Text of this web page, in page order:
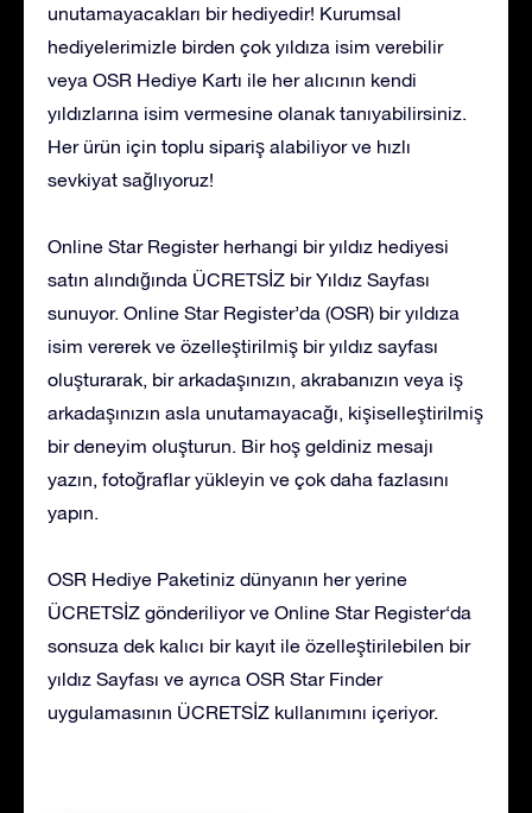
unutamayacakları bir hediyedir! Kurumsal
hediyelerimizle birden çok yıldıza isim verebilir
veya OSR Hediye Kartı ile her alıcının kendi
yıldızlarına isim vermesine olanak tanıyabilirsiniz.
Her ürün için toplu sipariş alabiliyor ve hızlı
sevkiyat sağlıyoruz!
Online Star Register herhangi bir yıldız hediyesi
satın alındığında ÜCRETSİZ bir Yıldız Sayfası
sunuyor. Online Star Register’da (OSR) bir yıldıza
isim vererek ve özelleştirilmiş bir yıldız sayfası
oluşturarak, bir arkadaşınızın, akrabanızın veya iş
arkadaşınızın asla unutamayacağı, kişiselleştirilmiş
bir deneyim oluşturun. Bir hoş geldiniz mesajı
yazın, fotoğraflar yükleyin ve çok daha fazlasını
yapın.
OSR Hediye Paketiniz dünyanın her yerine
ÜCRETSİZ gönderiliyor ve Online Star Register‘da
sonsuza dek kalıcı bir kayıt ile özelleştirilebilen bir
yıldız Sayfası ve ayrıca OSR Star Finder
uygulamasının ÜCRETSİZ kullanımını içeriyor.